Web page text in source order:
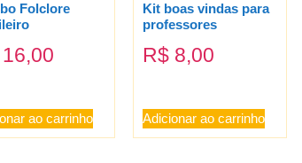
Folclore
16,00
ao carrinho
Kit boas vindas para
professores
R$ 8,00
Adicionar ao carrinho